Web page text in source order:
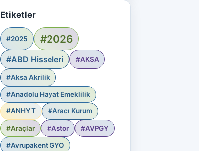
Etiketler
#2025 #2026
#ABD Hisseleri #AKSA
#Aksa Akrilik
#Anadolu Hayat Emeklilik
#ANHYT #Aracı Kurum
#Araçlar #Astor #AVPGY
#Avrupakent GYO